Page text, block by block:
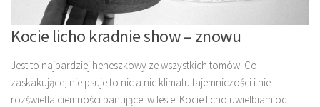
Kocie licho kradnie show – znowu
Jest to najbardziej heheszkowy ze wszystkich tomów. Co
zaskakujące, nie psuje to nic a nic klimatu tajemniczości i nie
rozświetla ciemności panującej w lesie. Kocie licho uwielbiam od